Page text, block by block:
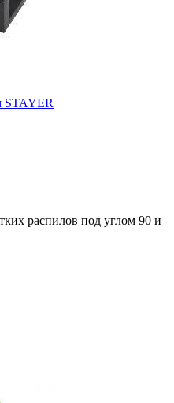
STAYER
распилов под углом 90 и